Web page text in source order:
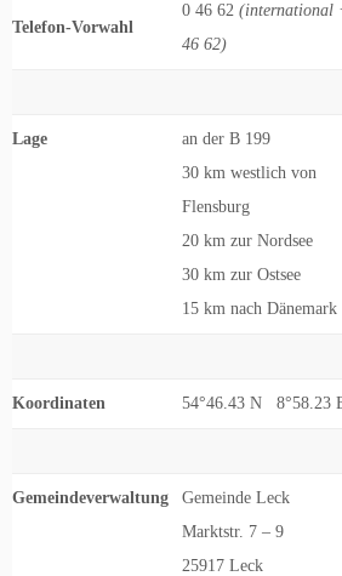
Telefon-Vorwahl
0 46 62 (international
46 62)
Lage
an der B 199
30 km westlich von
Flensburg
20 km zur Nordsee
30 km zur Ostsee
15 km nach Dänemark
Koordinaten 54°46.43 N 8°58.23
Gemeindeverwaltung
Gemeinde Leck
Marktstr. 7 – 9
25917 Leck